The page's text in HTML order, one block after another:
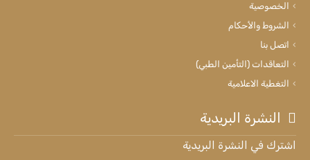
الخصوصية
الشروط والأحكام
اتصل بنا
التعاقدات (التأمين الطبي)
التغطية الاعلامية
النشرة البريدية
اشترك في النشرة البريدية